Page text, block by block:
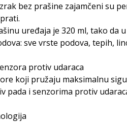
bez prašine zajamčeni su
uređaja je 320 ml, tako da
sve vrste podova, tepih,
protiv udaraca
koji pružaju maksimalnu
pada i senzorima protiv